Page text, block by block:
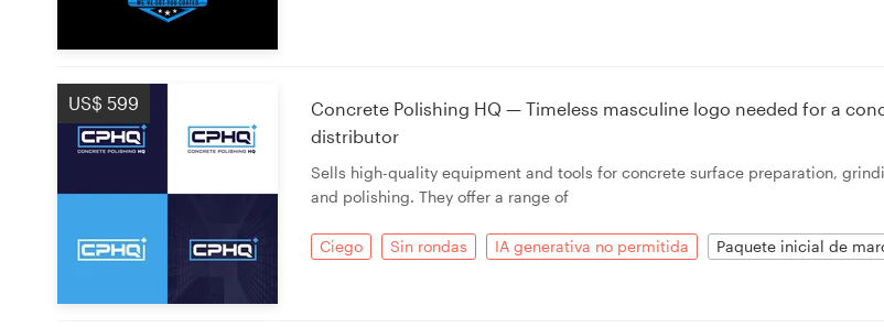
US$ 599
Concrete Polishing HQ — Timeless masculine logo needed for a
distributor
Sells high-quality equipment and tools for concrete surface preparation,
and polishing. They offer a range of
Ciego Sin rondas IA generativa no permitida Paquete inicial de